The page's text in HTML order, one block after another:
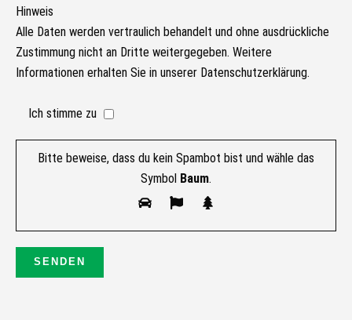
Hinweis
Alle Daten werden vertraulich behandelt und ohne ausdrückliche
Zustimmung nicht an Dritte weitergegeben. Weitere
Informationen erhalten Sie in unserer Datenschutzerklärung.
Ich stimme zu
Bitte beweise, dass du kein Spambot bist und wähle das
Symbol Baum.